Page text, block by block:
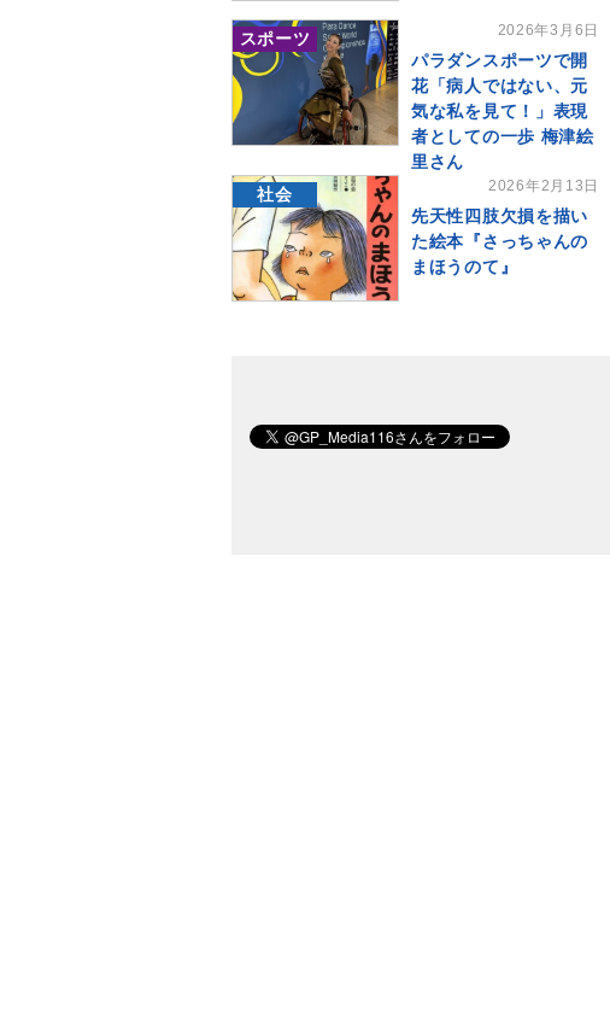
スポーツ 2026年3月6日
パラダンスポーツで開
花「病人ではない、元
気な私を見て！」表現
者としての一歩 梅津絵
里さん
社会 2026年2月13日
先天性四肢欠損を描い
た絵本『さっちゃんの
まほうのて』